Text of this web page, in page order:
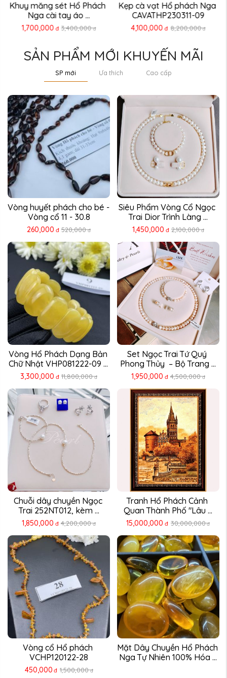
Khuy măng sét Hổ Phách
Nga cài tay áo ...
1,700,000 đ 3,400,000 đ
Kẹp cà vạt Hổ phách Nga
CAVATHP230311-09
4,100,000 đ 8,200,000 đ
SẢN PHẨM MỚI KHUYẾN MÃI
SP mới Ưa thích Cao cấp
Vòng huyết phách cho bé -
Vòng cổ 11 - 30.8
260,000 đ 520,000 đ
Siêu Phẩm Vòng Cổ Ngọc
Trai Dior Trình Làng ...
1,450,000 đ 2,100,000 đ
Vòng Hổ Phách Dạng Bản
Chữ Nhật VHP081222-09 –
...
3,300,000 đ 11,800,000 đ
Set Ngọc Trai Tứ Quý
Phong Thủy  – Bộ Trang ...
1,950,000 đ 4,500,000 đ
Chuỗi dây chuyền Ngọc
Trai 252NT012, kèm ...
1,850,000 đ 4,200,000 đ
Tranh Hổ Phách Cảnh
Quan Thành Phố "Lâu ...
15,000,000 đ 30,000,000 đ
Vòng cổ Hổ phách
VCHP120122-28
450,000 đ 1,500,000 đ
Mặt Dây Chuyền Hổ Phách
Nga Tự Nhiên 100% Hóa ...